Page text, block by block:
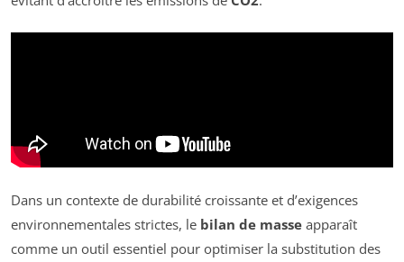
Dans un contexte de durabilité croissante et d’exigences
environnementales strictes, le bilan de masse apparaît
comme un outil essentiel pour optimiser la substitution des